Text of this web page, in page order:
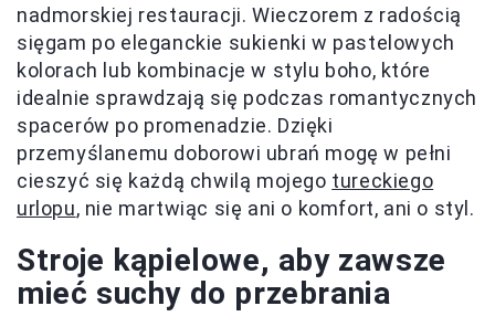
nadmorskiej restauracji. Wieczorem z radością
sięgam po eleganckie sukienki w pastelowych
kolorach lub kombinacje w stylu boho, które
idealnie sprawdzają się podczas romantycznych
spacerów po promenadzie. Dzięki
przemyślanemu doborowi ubrań mogę w pełni
cieszyć się każdą chwilą mojego tureckiego
urlopu, nie martwiąc się ani o komfort, ani o styl.
Stroje kąpielowe, aby zawsze
mieć suchy do przebrania